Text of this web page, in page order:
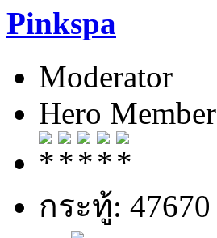
Pinkspa
Moderator
Hero Member
กระทู้: 47670